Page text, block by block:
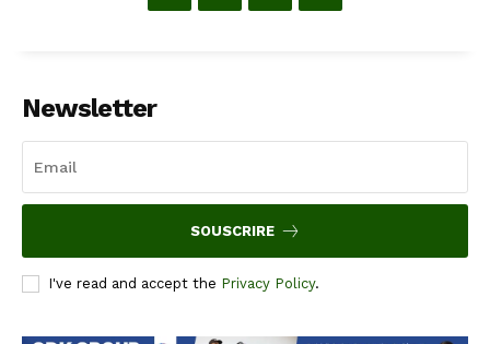
Newsletter
SOUSCRIRE
I've read and accept the Privacy Policy.